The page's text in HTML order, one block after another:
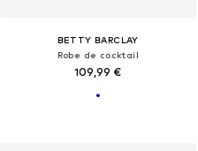
BETTY BARCLAY
Robe de cocktail
109,99 €